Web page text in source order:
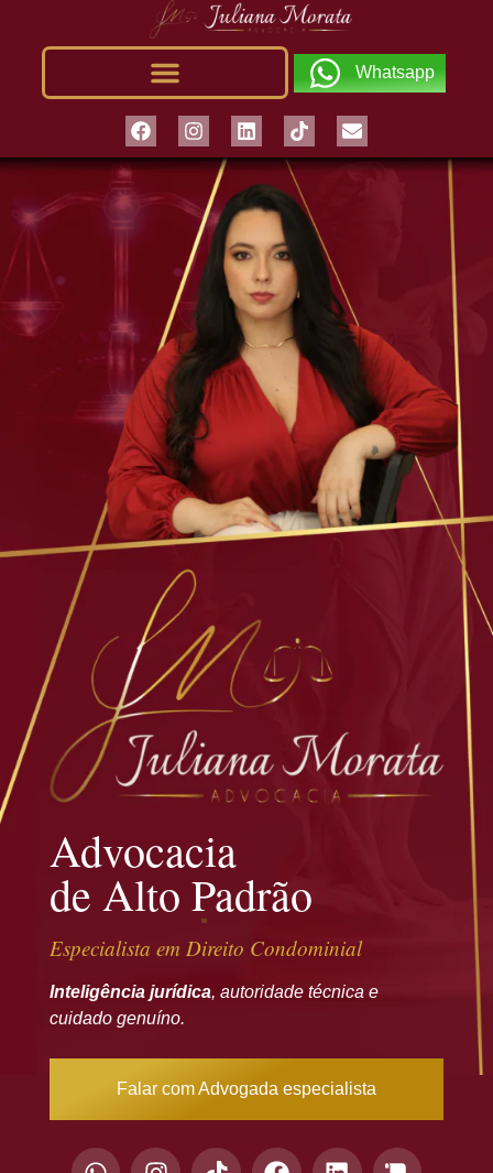
Whatsapp
Advocacia
de Alto Padrão
Especialista em Direito Condominial
Inteligência jurídica, autoridade técnica e
cuidado genuíno.
Falar com Advogada especialista